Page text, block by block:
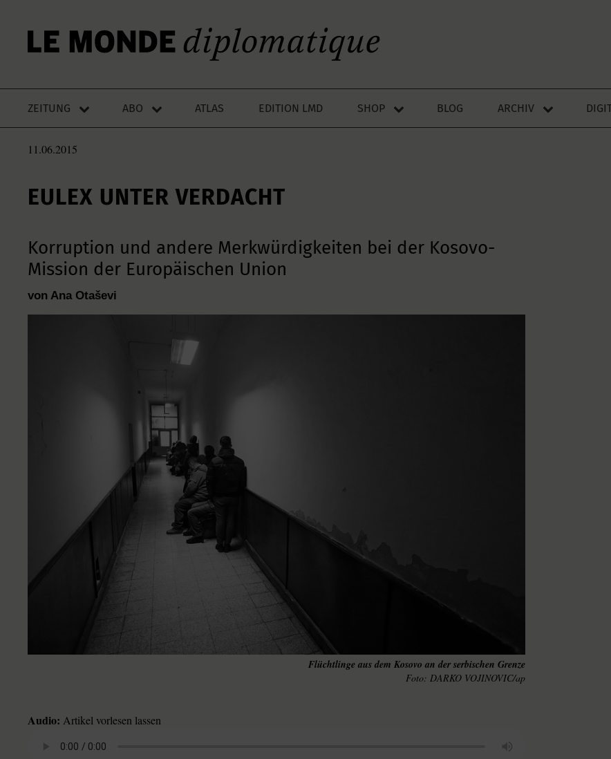
ZEITUNG ABO ATLAS EDITION LMD SHOP BLOG ARCHIV
11.06.2015
EULEX UNTER VERDACHT
Korruption und andere Merkwürdigkeiten bei der Kosovo-
Mission der Europäischen Union
von Ana Otaševi
Flüchtlinge aus dem Kosovo an der serbischen Grenze
DARKO VOJINOVIC/ap
Audio: Artikel vorlesen lassen